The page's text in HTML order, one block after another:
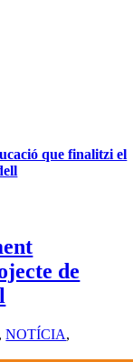
que finalitzi el
de
,NOTÍCIA,